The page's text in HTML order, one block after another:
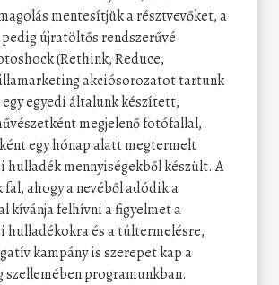
mentesítjük a résztvevőket, a
újratöltős rendszerűvé
(Rethink, Reduce,
akciósorozatot tartunk
egyedi általunk készített,
megjelenő fotófallal,
egy hónap alatt megtermelt
hulladék mennyiségekből készült. A
ahogy a nevéből adódik a
kívánja felhívni a figyelmet a
hulladékokra és a túltermelésre,
kampány is szerepet kap a
szellemében programunkban.